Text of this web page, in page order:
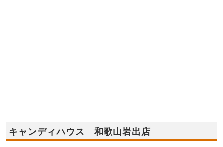
キャンディハウス 和歌山岩出店